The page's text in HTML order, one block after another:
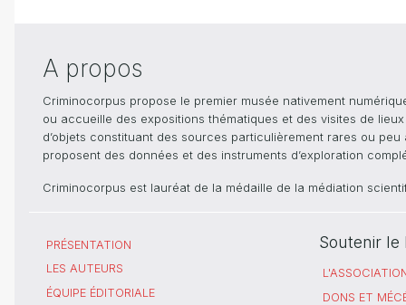
A propos
Criminocorpus propose le premier musée nativement
ou accueille des expositions thématiques et des visites de
d’objets constituant des sources particulièrement rares ou
proposent des données et des instruments d’exploration
Criminocorpus est lauréat de la médaille de la médiation
PRÉSENTATION
LES AUTEURS
ÉQUIPE ÉDITORIALE
Soutenir le
DONS ET